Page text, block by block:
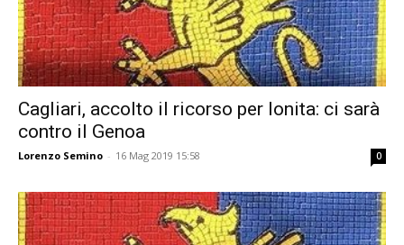
Cagliari, accolto il ricorso per Ionita: ci sarà
contro il Genoa
Lorenzo Semino - 16 Mag 2019 15:58 0